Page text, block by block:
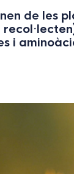
de les
i